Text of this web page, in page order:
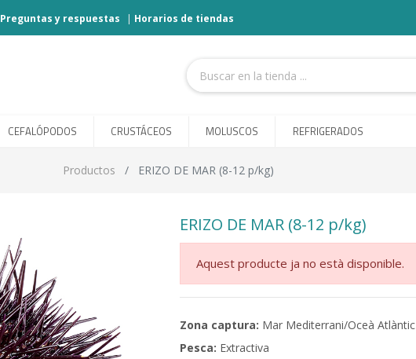
Preguntas y respuestas | Horarios de tiendas
CEFALÓPODOS CRUSTÁCEOS MOLUSCOS REFRIGERADOS
Productos ERIZO DE MAR (8-12 p/kg)
ERIZO DE MAR (8-12 p/kg)
Aquest producte ja no està disponible.
Zona captura: Mar Mediterrani/Oceà Atlàntic
Pesca: Extractiva